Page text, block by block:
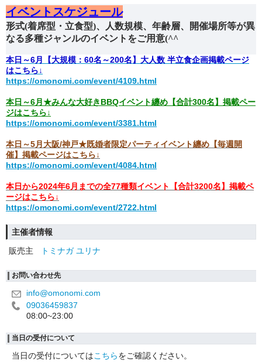
︎イベントスケジュール
形式(着席型・立食型)、人数規模、年齢層、開催場所等が異
なる多種ジャンルのイベントをご用意(^^
本日～6月【大規模：60名～200名】大人数 半立食企画掲載ページ
はこちら↓
https://omonomi.com/event/4109.html
本日～6月★みんな大好きBBQイベント纏め【合計300名】掲載ペー
ジはこちら↓
https://omonomi.com/event/3381.html
本日～5月大阪/神戸★既婚者限定パーティイベント纏め【毎週開
催】掲載ページはこちら↓
https://omonomi.com/event/4084.html
本日から2024年6月までの全77種類イベント【合計3200名】掲載ペ
ージはこちら↓
https://omonomi.com/event/2722.html
主催者情報
販売主
トミナガ ユリナ
お問い合わせ先
info@omonomi.com
09036459837
08:00~23:00
当日の受付について
当日の受付についてはこちらをご確認ください。